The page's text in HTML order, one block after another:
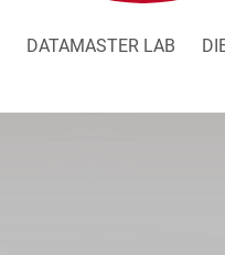
DATAMASTER LAB